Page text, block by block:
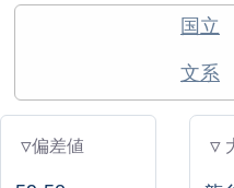
国立
文系
▽偏差値 ▽